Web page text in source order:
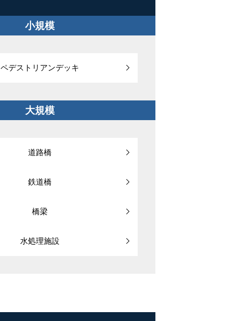
小規模
ペデストリアンデッキ
大規模
道路橋
鉄道橋
橋梁
水処理施設